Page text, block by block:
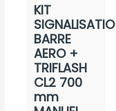
KIT
SIGNALISATION
BARRE
AERO +
TRIFLASH
CL2 700
mm